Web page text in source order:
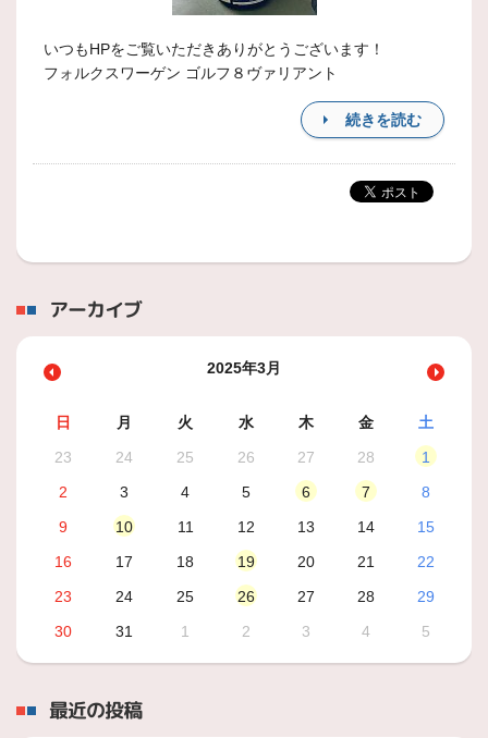
いつもHPをご覧いただきありがとうございます！
フォルクスワーゲン ゴルフ８ヴァリアント
続きを読む
アーカイブ
2025年3月
日 月 火 水 木 金
土
23
24 25 26 27 28
1
2
3 4 5 6 7
8
9
10 11 12 13 14
15
16
17 18 19 20 21
22
23
24 25 26 27 28
29
30
31 1 2 3 4 5
最近の投稿